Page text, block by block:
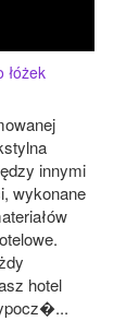
łóżek
innymi
wykonane
hotel